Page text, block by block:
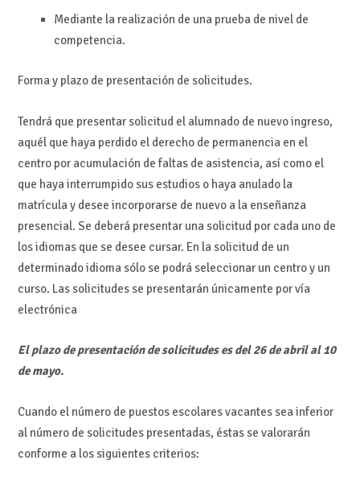
Mediante la realización de una prueba de nivel de
competencia.
Forma y plazo de presentación de solicitudes.
Tendrá que presentar solicitud el alumnado de nuevo ingreso,
aquél que haya perdido el derecho de permanencia en el
centro por acumulación de faltas de asistencia, así como el
que haya interrumpido sus estudios o haya anulado la
matrícula y desee incorporarse de nuevo a la enseñanza
presencial. Se deberá presentar una solicitud por cada uno de
los idiomas que se desee cursar. En la solicitud de un
determinado idioma sólo se podrá seleccionar un centro y un
curso. Las solicitudes se presentarán únicamente por vía
electrónica
El plazo de presentación de solicitudes es del 26 de abril al 10
de mayo.
Cuando el número de puestos escolares vacantes sea inferior
al número de solicitudes presentadas, éstas se valorarán
conforme a los siguientes criterios: